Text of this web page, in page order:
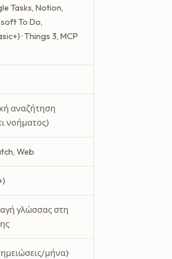
Tasks, Notion,
To Do,
· Things 3, MCP
αναζήτηση
νοήματος)
Web
γλώσσας στη
μήνα)·